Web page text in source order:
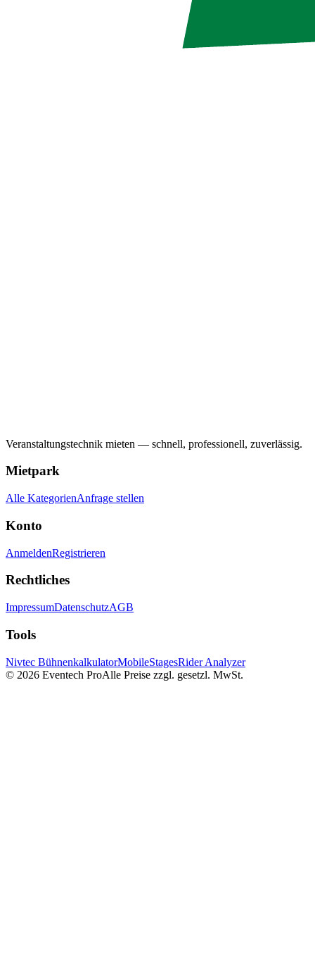
Veranstaltungstechnik mieten — schnell, professionell, zuverlässig.
Mietpark
Alle KategorienAnfrage stellen
Konto
AnmeldenRegistrieren
Rechtliches
ImpressumDatenschutzAGB
Tools
Nivtec BühnenkalkulatorMobileStagesRider Analyzer
© 2026 Eventech ProAlle Preise zzgl. gesetzl. MwSt.